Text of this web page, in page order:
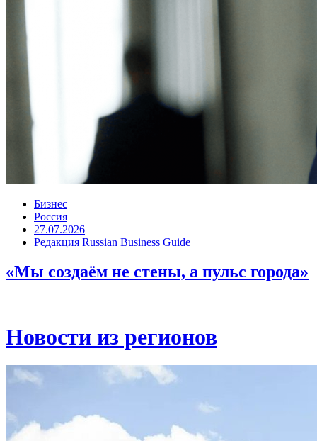
Бизнес
Россия
27.07.2026
Редакция Russian Business Guide
«Мы создаём не стены, а пульс города»
Новости из регионов